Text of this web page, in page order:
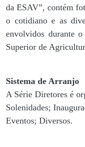
da ESAV”, contém
o cotidiano e as
envolvidos durante
Superior de
Sistema de Arranjo
A Série Diretores é
Solenidades;
Eventos; Diversos.